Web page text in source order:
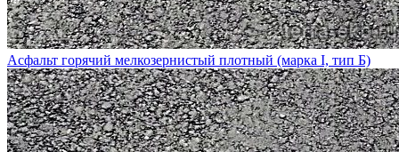
Асфальт горячий мелкозернистый плотный (марка I, тип Б)